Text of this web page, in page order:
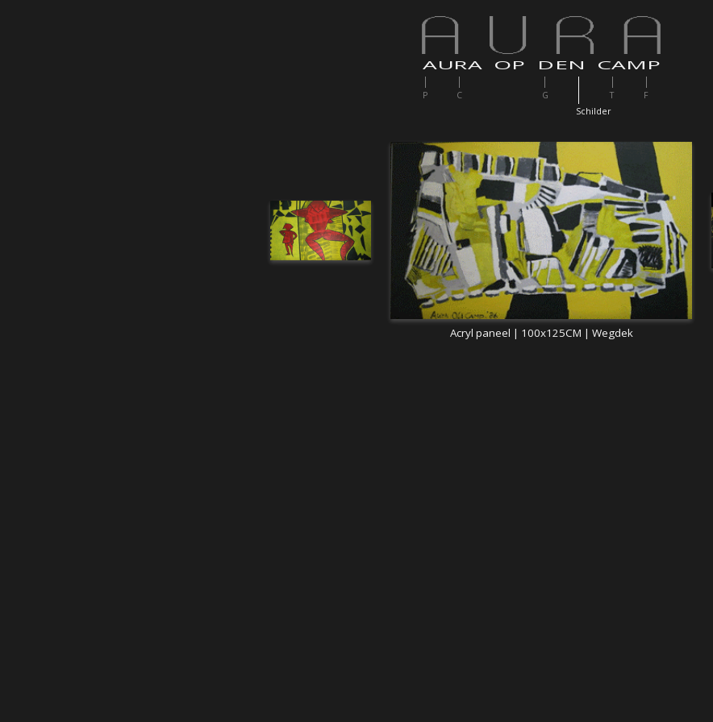
AURA OP DEN CAMP
P C
G
Schilder
T F
Acryl paneel | 100x125CM | Wegdek